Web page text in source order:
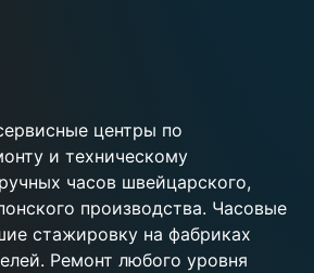
центры по
и техническому
часов швейцарского,
производства. Часовые
стажировку на фабриках
Ремонт любого уровня